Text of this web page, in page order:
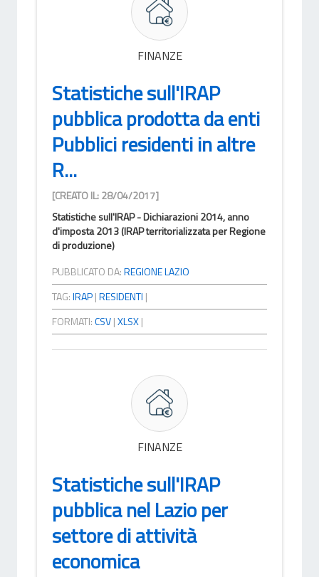
FINANZE
Statistiche sull'IRAP
pubblica prodotta da enti
Pubblici residenti in altre
R...
[CREATO IL: 28/04/2017]
Statistiche sull'IRAP - Dichiarazioni 2014, anno
d'imposta 2013 (IRAP territorializzata per Regione
di produzione)
PUBBLICATO DA:REGIONE LAZIO
TAG:IRAP|RESIDENTI |
FORMATI:CSV|XLSX|
FINANZE
Statistiche sull'IRAP
pubblica nel Lazio per
settore di attività
economica